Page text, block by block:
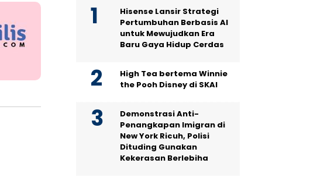
Hisense Lansir Strategi
Pertumbuhan Berbasis AI
untuk Mewujudkan Era
Baru Gaya Hidup Cerdas
High Tea bertema Winnie
the Pooh Disney di SKAI
Demonstrasi Anti-
Penangkapan Imigran di
New York Ricuh, Polisi
Dituding Gunakan
Kekerasan Berlebiha